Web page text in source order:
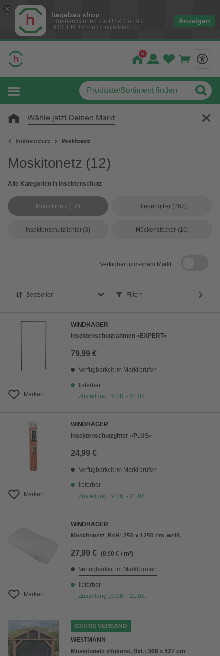
hagebau shop
hagebau connect GmbH & Co. KG
KOSTENLOS- In Google Play
Anzeigen
Wähle jetzt Deinen Markt
Insektenschutz Moskitonetz
Moskitonetz (12)
Alle Kategorien in Insektenschutz
Moskitonetz (12) Fliegengitter (267)
Insektenschutzlichter (3) Mückenstecker (16)
Verfügbar in meinem Markt
Bestseller
Preis aufsteigend
Preis absteigend
Filtern
Merken
WINDHAGER
Insektenschutzrahmen »EXPERT«
79,99 €
Verfügbarkeit im Markt prüfen
lieferbar
Zustellung 19.08. - 21.08.
Merken
WINDHAGER
Insektenschutzgitter »PLUS«
24,99 €
Verfügbarkeit im Markt prüfen
lieferbar
Zustellung 19.08. - 21.08.
Merken
WINDHAGER
Moskitonetz, BxH: 250 x 1250 cm, weiß
27,99 € (0,90 € / m²)
Verfügbarkeit im Markt prüfen
lieferbar
Zustellung 19.08. - 21.08.
GRATIS VERSAND
WESTMANN
Moskitonetz »Yukon«, BxL: 366 x 427 cm